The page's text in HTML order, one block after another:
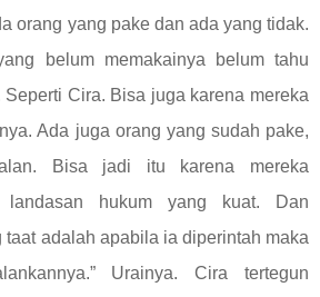
orang yang pake dan ada yang tidak.
belum memakainya belum tahu
Cira. Bisa juga karena mereka
Ada juga orang yang sudah pake,
Bisa jadi itu karena mereka
landasan hukum yang kuat. Dan
taat adalah apabila ia diperintah maka
Urainya. Cira tertegun